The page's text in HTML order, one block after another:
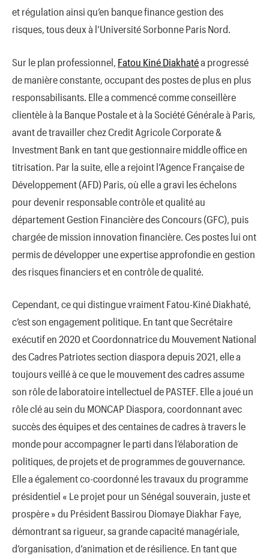
et régulation ainsi qu’en banque finance gestion des
risques, tous deux à l’Université Sorbonne Paris Nord.
Sur le plan professionnel, Fatou Kiné Diakhatéa progressé
de manière constante, occupant des postes de plus en plus
responsabilisants. Elle a commencé comme conseillère
clientèle à la Banque Postale et à la Société Générale à Paris,
avant de travailler chez Credit Agricole Corporate &
Investment Bank en tant que gestionnaire middle office en
titrisation. Par la suite, elle a rejoint l’Agence Française de
Développement (AFD) Paris, où elle a gravi les échelons
pour devenir responsable contrôle et qualité au
département Gestion Financière des Concours (GFC), puis
chargée de mission innovation financière. Ces postes lui ont
permis de développer une expertise approfondie en gestion
des risques financiers et en contrôle de qualité.
Cependant, ce qui distingue vraiment Fatou-Kiné Diakhaté,
c’est son engagement politique. En tant que Secrétaire
exécutif en 2020 et Coordonnatrice du Mouvement National
des Cadres Patriotes section diaspora depuis 2021, elle a
toujours veillé à ce que le mouvement des cadres assume
son rôle de laboratoire intellectuel de PASTEF. Elle a joué un
rôle clé au sein du MONCAP Diaspora, coordonnant avec
succès des équipes et des centaines de cadres à travers le
monde pour accompagner le parti dans l’élaboration de
politiques, de projets et de programmes de gouvernance.
Elle a également co-coordonné les travaux du programme
présidentiel « Le projet pour un Sénégal souverain, juste et
prospère » du Président Bassirou Diomaye Diakhar Faye,
démontrant sa rigueur, sa grande capacité managériale,
d’organisation, d’animation et de résilience. En tant que